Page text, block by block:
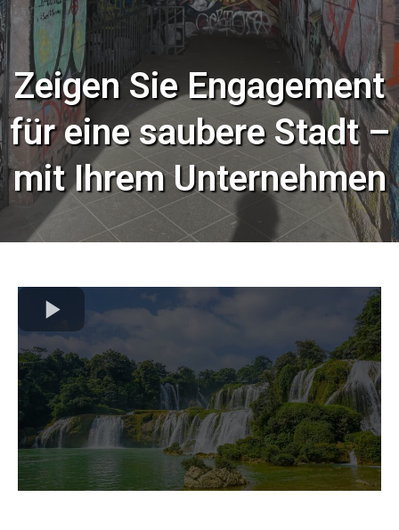
Zeigen Sie Engagement
für eine saubere Stadt –
mit Ihrem Unternehmen